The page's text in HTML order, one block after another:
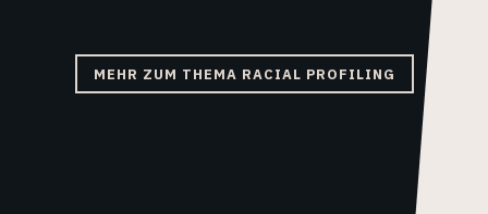
MEHR ZUM THEMA RACIAL PROFILING